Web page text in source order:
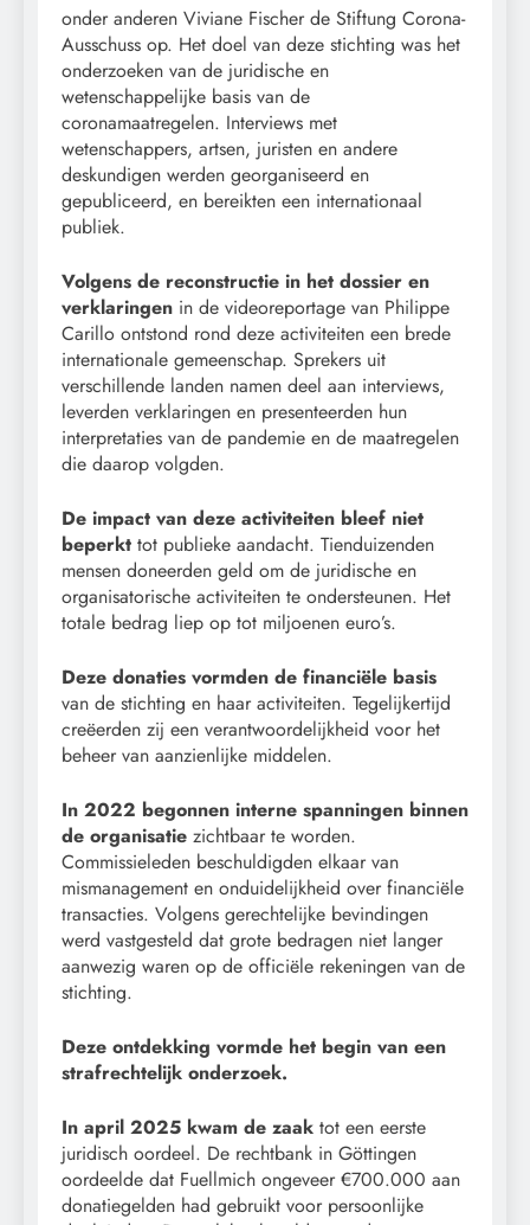
onder anderen Viviane Fischer de Stiftung Corona-
Ausschuss op. Het doel van deze stichting was het
onderzoeken van de juridische en
wetenschappelijke basis van de
coronamaatregelen. Interviews met
wetenschappers, artsen, juristen en andere
deskundigen werden georganiseerd en
gepubliceerd, en bereikten een internationaal
publiek.
Volgens de reconstructie in het dossier en
verklaringen in de videoreportage van Philippe
Carillo ontstond rond deze activiteiten een brede
internationale gemeenschap. Sprekers uit
verschillende landen namen deel aan interviews,
leverden verklaringen en presenteerden hun
interpretaties van de pandemie en de maatregelen
die daarop volgden.
De impact van deze activiteiten bleef niet
beperkt tot publieke aandacht. Tienduizenden
mensen doneerden geld om de juridische en
organisatorische activiteiten te ondersteunen. Het
totale bedrag liep op tot miljoenen euro’s.
Deze donaties vormden de financiële basis
van de stichting en haar activiteiten. Tegelijkertijd
creëerden zij een verantwoordelijkheid voor het
beheer van aanzienlijke middelen.
In 2022 begonnen interne spanningen binnen
de organisatie zichtbaar te worden.
Commissieleden beschuldigden elkaar van
mismanagement en onduidelijkheid over financiële
transacties. Volgens gerechtelijke bevindingen
werd vastgesteld dat grote bedragen niet langer
aanwezig waren op de officiële rekeningen van de
stichting.
Deze ontdekking vormde het begin van een
strafrechtelijk onderzoek.
In april 2025 kwam de zaak tot een eerste
juridisch oordeel. De rechtbank in Göttingen
oordeelde dat Fuellmich ongeveer €700.000 aan
donatiegelden had gebruikt voor persoonlijke